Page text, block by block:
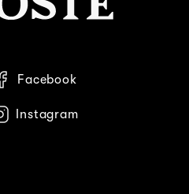
Facebook
Instagram